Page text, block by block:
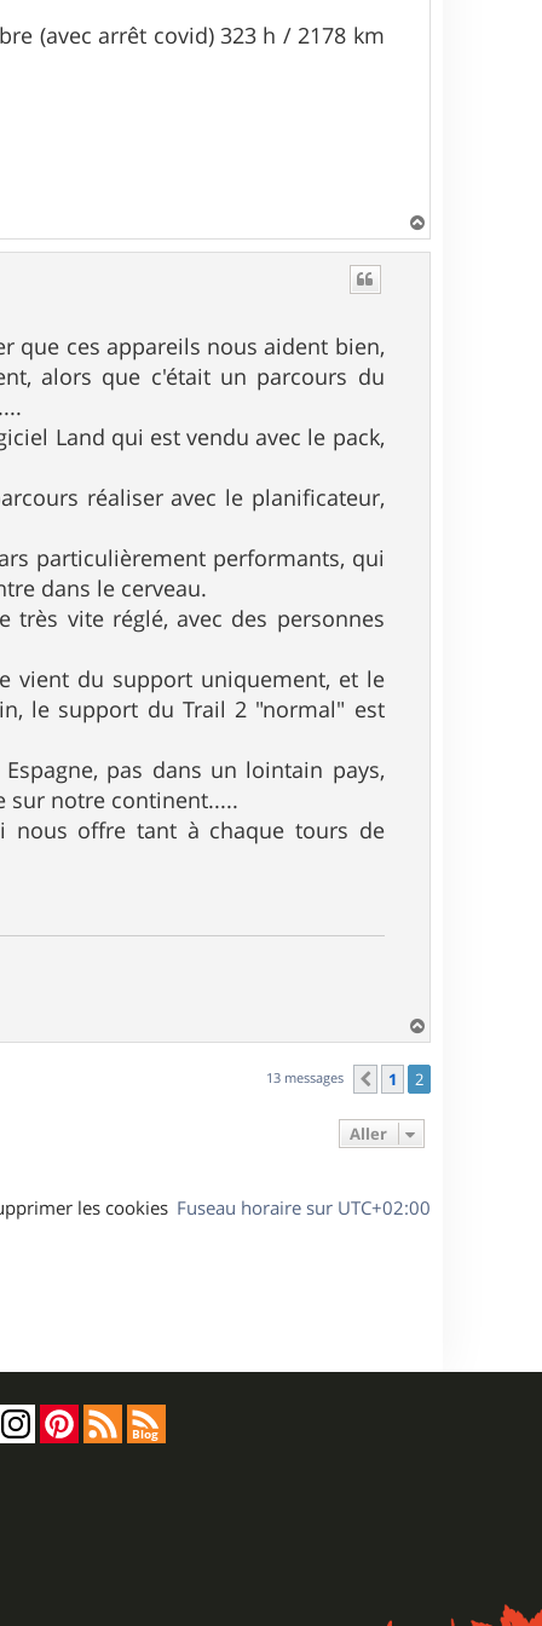
(avec arrêt covid) 323 h / 2178 km
a
que ces appareils nous aident bien,
alors que c'était un parcours du
Land qui est vendu avec le pack,
réaliser avec le planificateur,
particulièrement performants, qui
dans le cerveau.
très vite réglé, avec des personnes
vient du support uniquement, et le
le support du Trail 2 "normal" est
pas dans un lointain pays,
sur notre continent.....
nous offre tant à chaque tours de
a
u
13 messages Précédent
1 2
Aller
Fuseau horaire sur UTC+02:00
les cookies